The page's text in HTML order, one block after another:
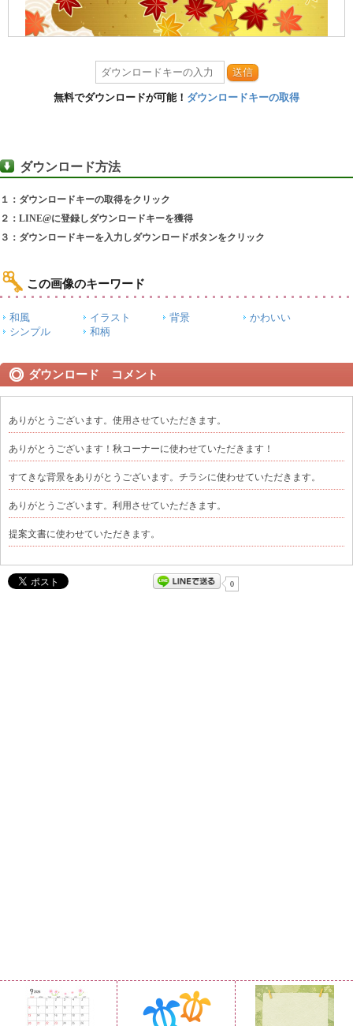
送信
無料でダウンロードが可能！ ダウンロードキーの取得
ダウンロード方法
１：ダウンロードキーの取得をクリック
２：LINE@に登録しダウンロードキーを獲得
３：ダウンロードキーを入力しダウンロードボタンをクリック
この画像のキーワード
和風 イラスト 背景
かわいい
シンプル
和柄
ダウンロード コメント
ありがとうございます。使用させていただきます。
ありがとうございます！秋コーナーに使わせていただきます！
すてきな背景をありがとうございます。チラシに使わせていただきます。
ありがとうございます。利用させていただきます。
提案文書に使わせていただきます。
0